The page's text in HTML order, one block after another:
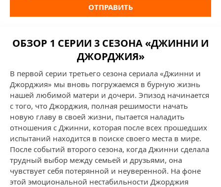
ОТПРАВИТЬ
ОБЗОР 1 СЕРИИ 3 СЕЗОНА «ДЖИННИ И
ДЖОРДЖИЯ»
В первой серии третьего сезона сериала «Джинни и
Джорджия» мы вновь погружаемся в бурную жизнь
нашей любимой матери и дочери. Эпизод начинается
с того, что Джорджия, полная решимости начать
новую главу в своей жизни, пытается наладить
отношения с Джинни, которая после всех прошедших
испытаний находится в поиске своего места в мире.
После событий второго сезона, когда Джинни сделала
трудный выбор между семьей и друзьями, она
чувствует себя потерянной и неуверенной. На фоне
этой эмоциональной нестабильности Джорджия